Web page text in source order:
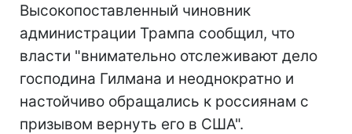
Высокопоставленный чиновник
администрации Трампа сообщил, что
власти "внимательно отслеживают дело
господина Гилмана и неоднократно и
настойчиво обращались к россиянам с
призывом вернуть его в США".